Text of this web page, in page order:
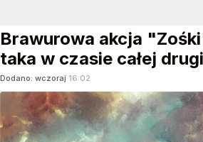
Brawurowa akcja
taka w czasie całej
Dodano: wczoraj 16:02